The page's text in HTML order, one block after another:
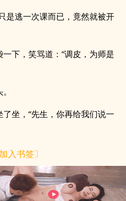
是逃一次课而已，竟然就被开
下，笑骂道：“调皮，为师是
坐，“先生，你再给我们说一
加入书签〕